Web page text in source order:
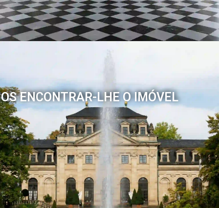
ENCONTRAR-LHE O IMÓVEL